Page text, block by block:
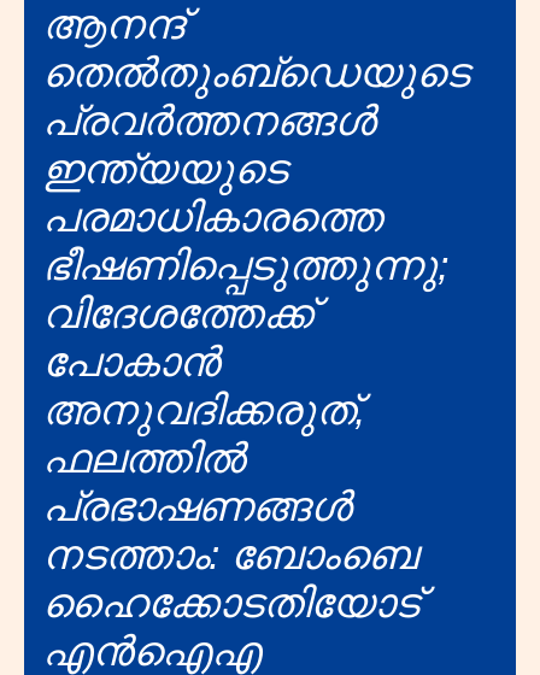
ആനന്ദ്
തെൽതുംബ്‌ഡെയുടെ
പ്രവർത്തനങ്ങൾ
ഇന്ത്യയുടെ
പരമാധികാരത്തെ
ഭീഷണിപ്പെടുത്തുന്നു;
വിദേശത്തേക്ക്
പോകാൻ
അനുവദിക്കരുത്,
ഫലത്തിൽ
പ്രഭാഷണങ്ങൾ
നടത്താം: ബോംബെ
ഹൈക്കോടതിയോട്
എൻഐഎ